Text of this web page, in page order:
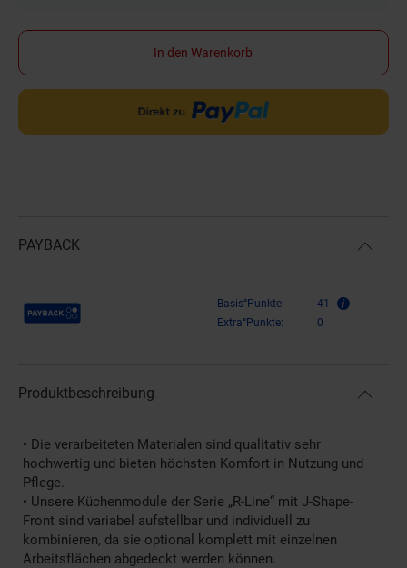
In den Warenkorb
PAYBACK
Payback Punkte Basis°Punkte:
41
Extra°Punkte:
0
Produktbeschreibung
• Die verarbeiteten Materialen sind qualitativ sehr
hochwertig und bieten höchsten Komfort in Nutzung und
Pflege.
• Unsere Küchenmodule der Serie „R-Line“ mit J-Shape-
Front sind variabel aufstellbar und individuell zu
kombinieren, da sie optional komplett mit einzelnen
Arbeitsflächen abgedeckt werden können.